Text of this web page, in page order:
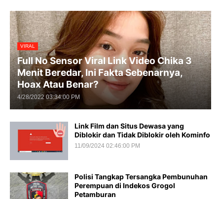
VIRAL
Full No Sensor Viral Link Video Chika 3
Menit Beredar, Ini Fakta Sebenarnya,
Hoax Atau Benar?
4/28/2022 03:34:00 PM
Link Film dan Situs Dewasa yang
Diblokir dan Tidak Diblokir oleh Kominfo
11/09/2024 02:46:00 PM
Polisi Tangkap Tersangka Pembunuhan
Perempuan di Indekos Grogol
Petamburan